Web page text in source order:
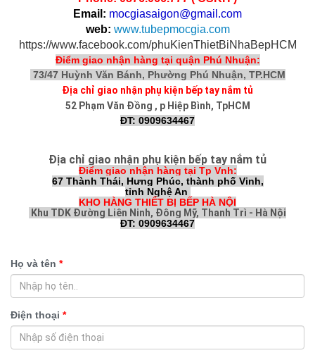
Email: mocgiasaigon@gmail.com
web: www.tubepmocgia.com
https://www.facebook.com/phuKienThietBiNhaBepHCM
Điểm giao nhận hàng tại quận Phú Nhuận:
73/47 Huỳnh Văn Bánh, Phường Phú Nhuận, TP.HCM
Địa chỉ giao nhận phụ kiện bếp tay nắm tủ
52 Phạm Văn Đồng , p Hiệp Bình, TpHCM
ĐT: 0909634467
Địa chỉ giao nhận phụ kiện bếp tay nắm tủ
Điểm giao nhận hàng tại Tp Vnh:
67 Thành Thái, Hưng Phúc, thành phố Vinh,
tỉnh Nghệ An
KHO HÀNG THIẾT BỊ BẾP HÀ NỘI
Khu TDK Đường Liên Ninh, Đông Mỹ, Thanh Trì - Hà Nội
ĐT: 0909634467
Họ và tên *
Điện thoại *